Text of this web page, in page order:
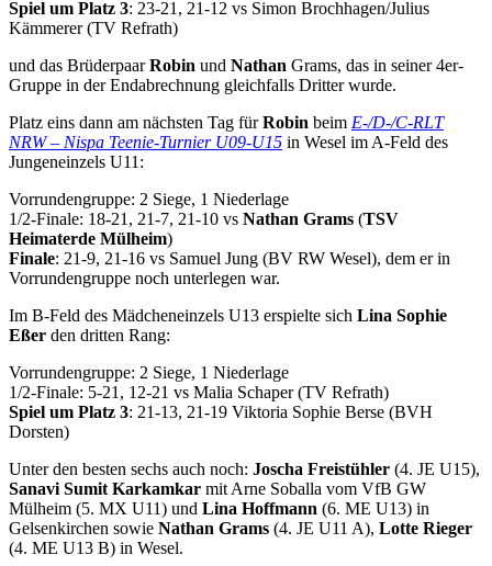
Spiel um Platz 3: 23-21, 21-12 vs Simon Brochhagen/Julius
Kämmerer (TV Refrath)
und das BrüderpaarRobin und Nathan Grams, das in seiner 4er-
Gruppe in der Endabrechnung gleichfalls Dritter wurde.
Platz eins dann am nächsten Tag fürRobin beim E-/D-/C-RLT
NRW – Nispa Teenie-Turnier U09-U15 in Wesel im A-Feld des
Jungeneinzels U11:
Vorrundengruppe: 2 Siege, 1 Niederlage
1/2-Finale: 18-21, 21-7, 21-10 vs Nathan Grams (TSV
Heimaterde Mülheim)
Finale: 21-9, 21-16 vs Samuel Jung (BV RW Wesel), dem er in
Vorrundengruppe noch unterlegen war.
Im B-Feld des Mädcheneinzels U13 erspielte sich Lina Sophie
Eßer den dritten Rang:
Vorrundengruppe: 2 Siege, 1 Niederlage
1/2-Finale: 5-21, 12-21 vs Malia Schaper (TV Refrath)
Spiel um Platz 3: 21-13, 21-19 Viktoria Sophie Berse (BVH
Dorsten)
Unter den besten sechs auch noch: Joscha Freistühler (4. JE U15),
Sanavi Sumit Karkamkar mit Arne Soballa vom VfB GW
Mülheim (5. MX U11) und Lina Hoffmann (6. ME U13) in
Gelsenkirchen sowie Nathan Grams (4. JE U11 A), Lotte Rieger
(4. ME U13 B) in Wesel.